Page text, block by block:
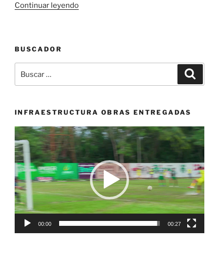
Continuar leyendo«Palmira
Campeonato
sub
de
2024»
BUSCADOR
por:
INFRAESTRUCTURA OBRAS ENTREGADAS
Reproductor
de
vídeo
00:00 00:27